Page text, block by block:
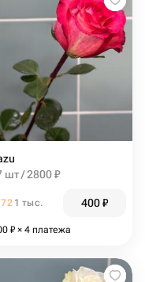
шт / 2800 ₽
1 тыс. 400₽
₽ × 4 платежа